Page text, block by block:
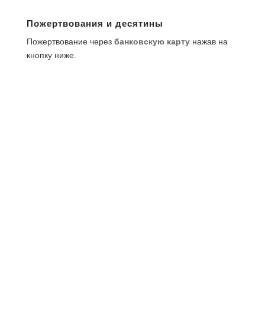
Пожертвования и десятины
Пожертвование через банковскую картунажав на
кнопку ниже.